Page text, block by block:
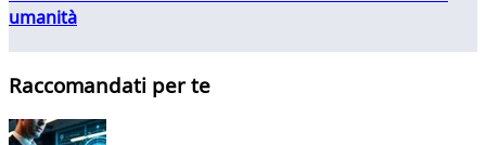
umanità
Raccomandati per te